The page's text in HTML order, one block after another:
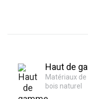
Haut de
Matériaux
bois naturel